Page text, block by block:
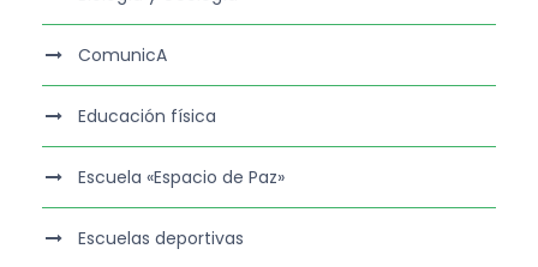
ComunicA
Educación física
Escuela «Espacio de Paz»
Escuelas deportivas